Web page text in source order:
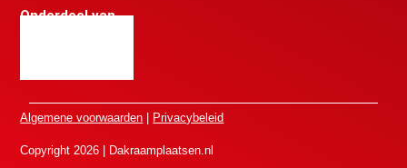
Onderdeel van
Algemene voorwaarden Privacybeleid
Copyright 2026 | Dakraamplaatsen.nl